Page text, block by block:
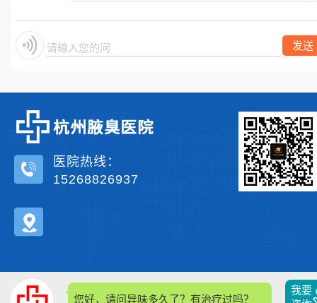
请输入您的问题 发送
我要
医院热线：
15268826937